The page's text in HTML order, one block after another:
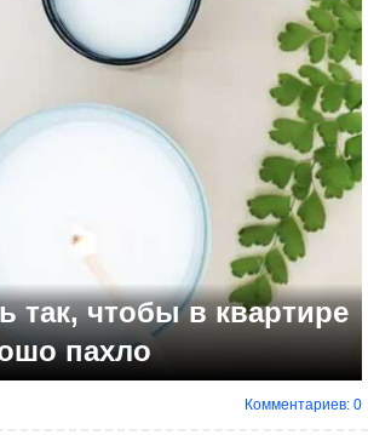
так, чтобы в квартире
пахло
Комментариев: 0